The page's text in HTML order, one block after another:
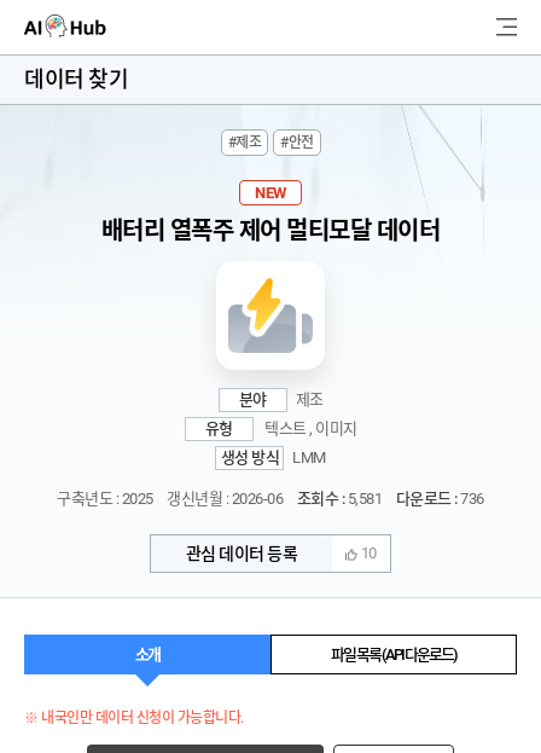
AI-Hub
AI 데이터찾기
색
데이터 찾기
#제조 #안전
NEW
배터리 열폭주 제어 멀티모달 데이터
분야
제조
유형
텍스트 , 이미지
생성 방식
LMM
구축년도 : 2025 갱신년월 : 2026-06 조회수 :5,581 다운로드 :736
관심 데이터 등록 10
소개 파일 목록 (API 다운로드)
※ 내국인만 데이터 신청이 가능합니다.